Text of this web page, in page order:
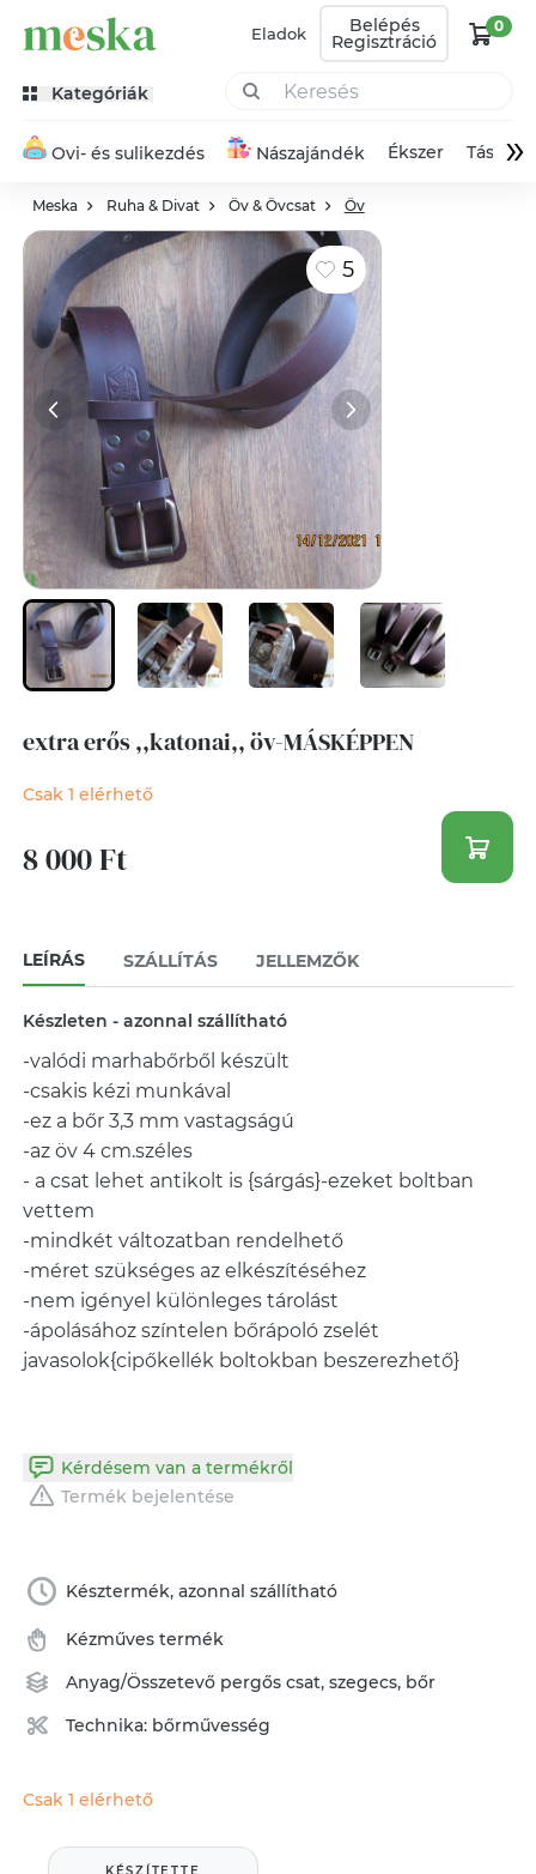
Eladok Belépés
Regisztráció
0
Kategóriák
Ovi- és sulikezdés Nászajándék Ékszer Táska»
Meska Ruha & Divat Öv & Övcsat Öv
5
extra erős ,,katonai,, öv-MÁSKÉPPEN
Csak 1 elérhető
8 000 Ft
LEÍRÁS SZÁLLÍTÁS JELLEMZŐK
Készleten - azonnal szállítható
-valódi marhabőrből készült
-csakis kézi munkával
-ez a bőr 3,3 mm vastagságú
-az öv 4 cm.széles
- a csat lehet antikolt is {sárgás}-ezeket boltban
vettem
-mindkét változatban rendelhető
-méret szükséges az elkészítéséhez
-nem igényel különleges tárolást
-ápolásához színtelen bőrápoló zselét
javasolok{cipőkellék boltokban beszerezhető}
Kérdésem van a termékről
Termék bejelentése
Késztermék, azonnal szállítható
Kézműves termék
Anyag/Összetevő pergős csat,szegecs, bőr
Technika: bőrművesség
Csak 1 elérhető